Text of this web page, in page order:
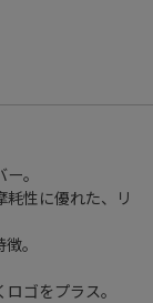
。
耗性に優れた、リ
。
ゴをプラス。